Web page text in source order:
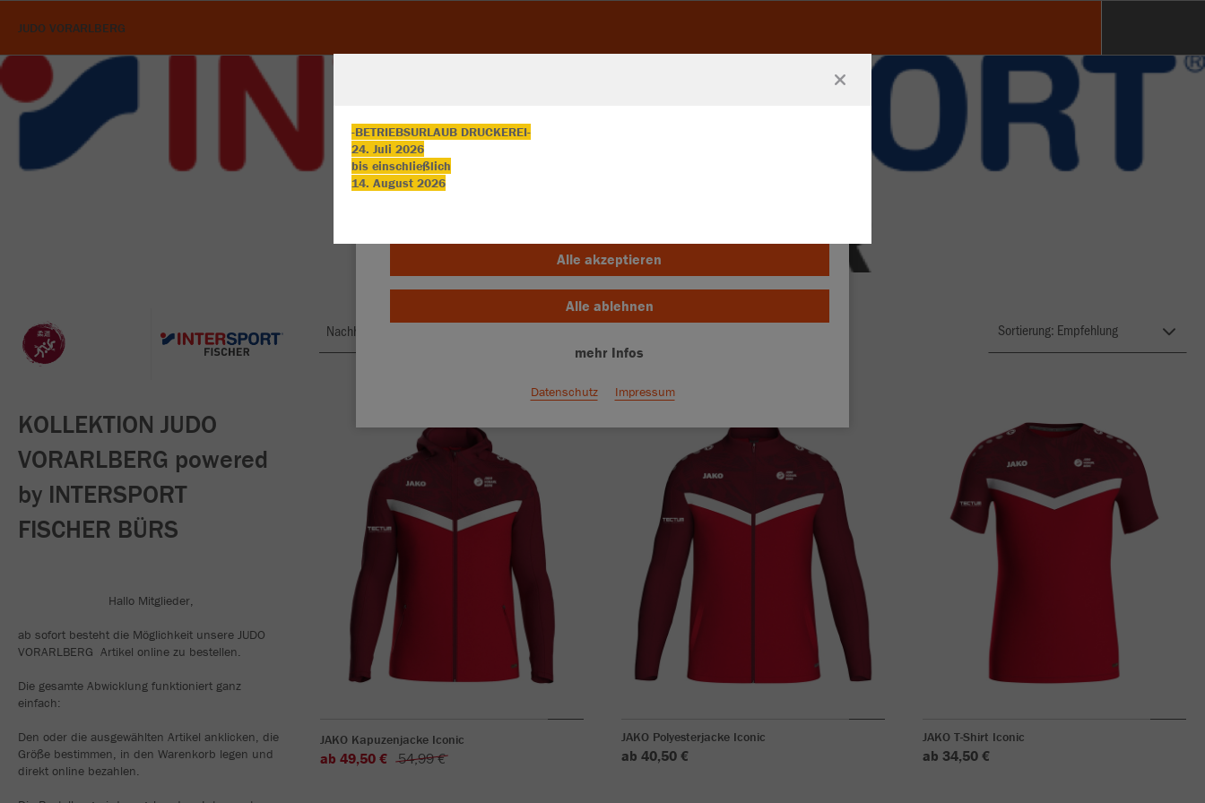
JUDO VORARLBERG
KOLLEKTION JUDO
VORARLBERG powered
by INTERSPORT
FISCHER BÜRS
Hallo Mitglieder,
ab sofort besteht die Möglichkeit unsere JUDO
VORARLBERG Artikel online zu bestellen.
Die gesamte Abwicklung funktioniert ganz
einfach:
Den oder die ausgewählten Artikel anklicken, die
Größe bestimmen, in den Warenkorb legen und
direkt online bezahlen.
Nachhaltig
JAKO Kapuzenjacke Iconic
ab 49,50 € 54,99 €
JAKO Polyesterjacke Iconic
ab 40,50 €
JAKO T-Shirt Iconic
ab 34,50 €
-BETRIEBSURLAUB DRUCKEREI-
24. Juli 2026
bis einschließlich
14. August 2026
Wir verwenden Cookies
Durch die Analyse der Besucherdaten können wir dir personalisierte Inhalte
Alle akzeptieren
Alle ablehnen
mehr Infos
Datenschutz Impressum